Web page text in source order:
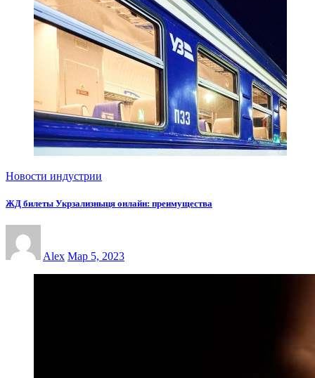
Новости индустрии
ЖД билеты Укрзализныця онлайн: преимущества
Alex Мар 5, 2023